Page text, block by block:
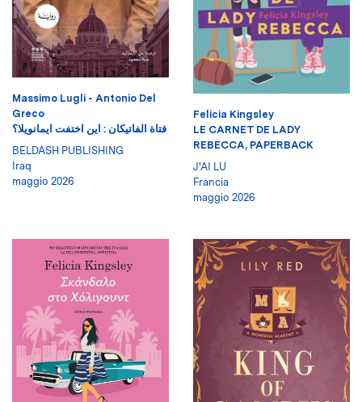
Massimo Lugli - Antonio Del
Greco
فتاة الفاتيكان : اين اختفت ايمانويلا؟
BELDASH PUBLISHING
Iraq
maggio 2026
Felicia Kingsley
LE CARNET DE LADY
REBECCA, PAPERBACK
J'AI LU
Francia
maggio 2026